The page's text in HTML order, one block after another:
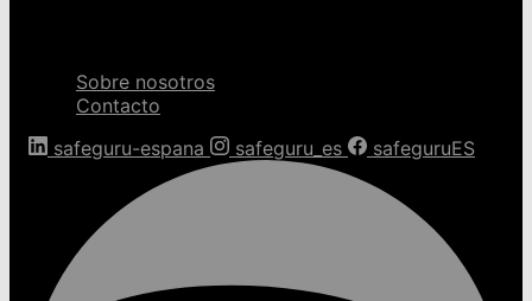
Sobre nosotros
Contacto
safeguru-espana
safeguru_es safeguruES